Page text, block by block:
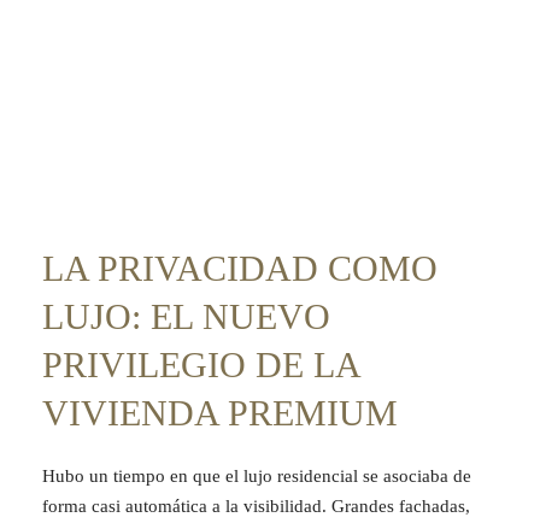
LA PRIVACIDAD COMO
LUJO: EL NUEVO
PRIVILEGIO DE LA
VIVIENDA PREMIUM
Hubo un tiempo en que el lujo residencial se asociaba de
forma casi automática a la visibilidad. Grandes fachadas,